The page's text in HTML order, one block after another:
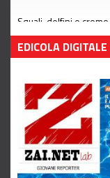
Squali, delfini e
EDICOLA DIGITALE